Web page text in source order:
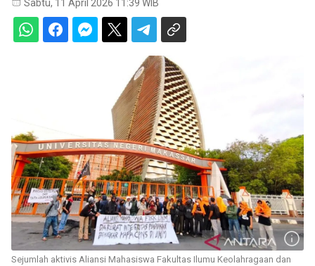
Sabtu, 11 April 2026 11:39 WIB
Sejumlah aktivis Aliansi Mahasiswa Fakultas Ilumu Keolahragaan dan